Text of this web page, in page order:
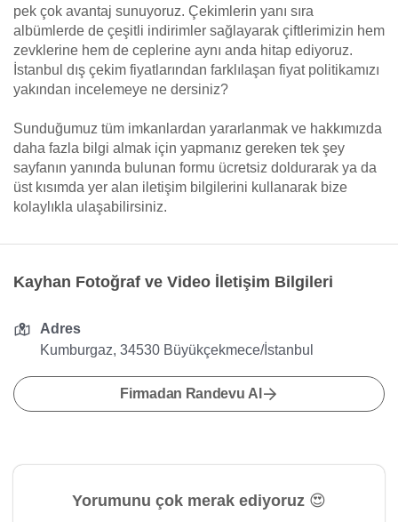
pek çok avantaj sunuyoruz. Çekimlerin yanı sıra
albümlerde de çeşitli indirimler sağlayarak çiftlerimizin hem
zevklerine hem de ceplerine aynı anda hitap ediyoruz.
İstanbul dış çekim fiyatlarından farklılaşan fiyat politikamızı
yakından incelemeye ne dersiniz?
Sunduğumuz tüm imkanlardan yararlanmak ve hakkımızda
daha fazla bilgi almak için yapmanız gereken tek şey
sayfanın yanında bulunan formu ücretsiz doldurarak ya da
üst kısımda yer alan iletişim bilgilerini kullanarak bize
kolaylıkla ulaşabilirsiniz.
Kayhan Fotoğraf ve Video İletişim Bilgileri
Adres
Kumburgaz, 34530 Büyükçekmece/İstanbul
Firmadan Randevu Al
Yorumunu çok merak ediyoruz 😍